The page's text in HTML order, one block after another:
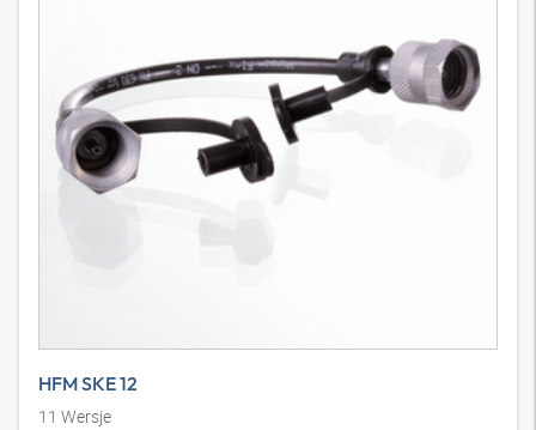
HFM SKE 12
11 Wersje